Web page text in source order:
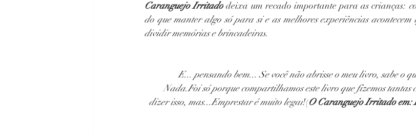
Caranguejo Irritado deixa um recado importante para as crianças:
do que manter algo só para si e as melhores experiências
dividir memórias e brincadeiras.
E... pensando bem... Se você não abrisse o meu livro, sabe o
Nada.Foi só porque compartilhamos este livro que fizemos tantas
dizer isso, mas...Emprestar é muito legal!(O Caranguejo Irritado em: